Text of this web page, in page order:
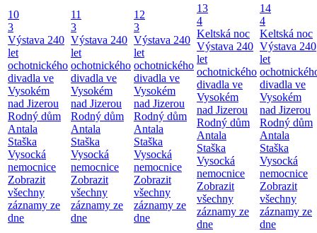
10
3
Výstava 240
let
ochotnického
divadla ve
Vysokém
nad Jizerou
Rodný dům
Antala
Staška
Vysocká
nemocnice
Zobrazit
všechny
záznamy ze
dne
11
3
Výstava 240
let
ochotnického
divadla ve
Vysokém
nad Jizerou
Rodný dům
Antala
Staška
Vysocká
nemocnice
Zobrazit
všechny
záznamy ze
dne
12
3
Výstava 240
let
ochotnického
divadla ve
Vysokém
nad Jizerou
Rodný dům
Antala
Staška
Vysocká
nemocnice
Zobrazit
všechny
záznamy ze
dne
13
4
Keltská noc
Výstava 240
let
ochotnického
divadla ve
Vysokém
nad Jizerou
Rodný dům
Antala
Staška
Vysocká
nemocnice
Zobrazit
všechny
záznamy ze
dne
14
4
Keltská noc
Výstava 240
let
divadla ve
Vysokém
nad Jizerou
Rodný dům
Antala
Staška
Vysocká
nemocnice
Zobrazit
všechny
záznamy ze
dne